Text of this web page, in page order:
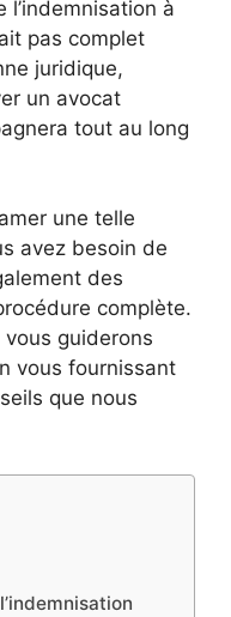
à
pas complet
juridique,
un avocat
tout au long
une telle
avez besoin de
des
complète.
guiderons
vous fournissant
que nous